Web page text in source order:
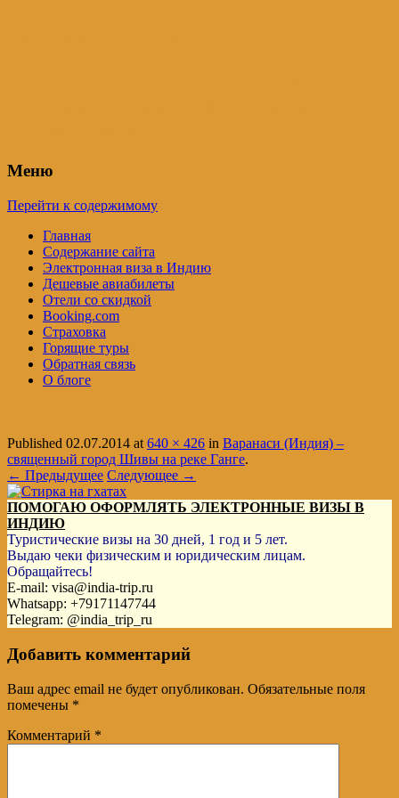
Меню
Перейти к содержимому
Главная
Содержание сайта
Электронная виза в Индию
Дешевые авиабилеты
Отели со скидкой
Booking.com
Страховка
Горящие туры
Обратная связь
О блоге
Published 02.07.2014 at640 × 426 in Варанаси (Индия) –
священный город Шивы на реке Ганге.
← Предыдущее Следующее →
ПОМОГАЮ ОФОРМЛЯТЬ ЭЛЕКТРОННЫЕ ВИЗЫ В
ИНДИЮ
Туристические визы на 30 дней, 1 год и 5 лет.
Выдаю чеки физическим и юридическим лицам.
Обращайтесь!
E-mail: visa@india-trip.ru
Whatsapp: +79171147744
Telegram: @india_trip_ru
Добавить комментарий
Ваш адрес email не будет опубликован. Обязательные поля
помечены *
Комментарий *